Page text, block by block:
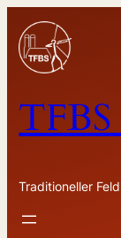
Zum
Inhalt
springen
Traditioneller